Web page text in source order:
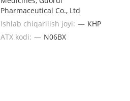
Pharmaceutical Co., Ltd
Ishlab chiqarilish joyi: — КНР
ATX kodi: — N06BX